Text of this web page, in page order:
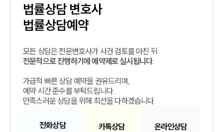
법률상담변호사
법률상담예약
모든 상담은 전문변호사가 사건 검토를 마친 뒤
전문적으로 진행하기에 예약제로 실시됩니다.
가급적 빠른 상담 예약을 권유드리며,
예약 시간 준수를 부탁드립니다.
만족스러운 상담을 위해 최선을 다하겠습니다.
전화상담 카톡상담 온라인상담